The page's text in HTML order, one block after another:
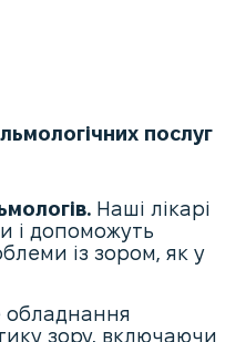
послуг
Наші лікарі
і допоможуть
із зором, як у
обладнання
зору, включаючи